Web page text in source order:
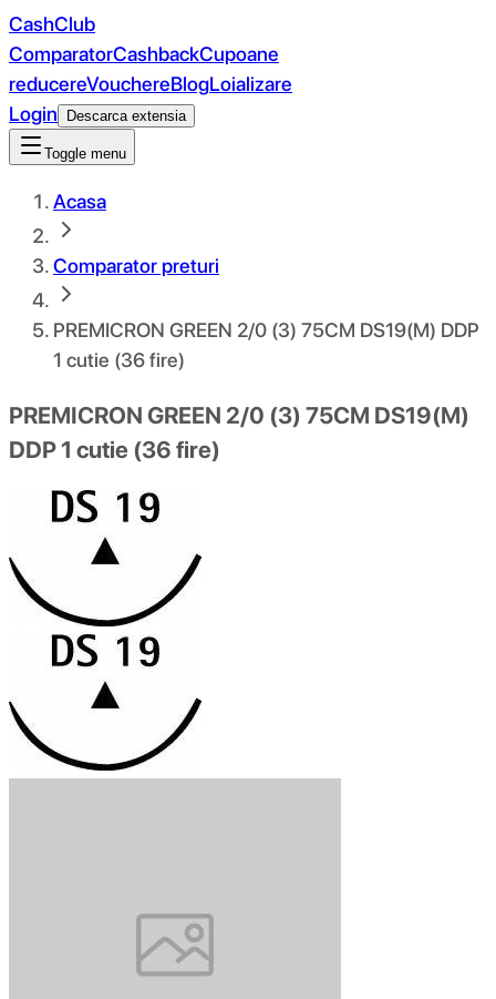
CashClub
ComparatorCashbackCupoane
reducereVouchereBlogLoializare
Login
Descarca extensia
Toggle menu
Acasa
Comparator preturi
PREMICRON GREEN 2/0 (3) 75CM DS19(M) DDP
1 cutie (36 fire)
PREMICRON GREEN 2/0 (3) 75CM DS19(M)
DDP 1 cutie (36 fire)